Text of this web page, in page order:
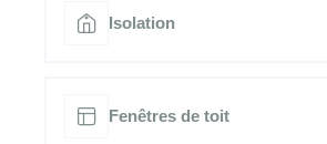
Isolation
Fenêtres de toit